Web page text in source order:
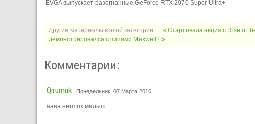
EVGA выпускает разогнанные GeForce RTX 2070 Super Ultra+
Другие материалы в этой категории: « Стартовала акция с Rise of
демонстрировался с чипами Maxwell? »
Комментарии:
Qirumuk Понедельник, 07 Марта 2016
аааа неплох малыш